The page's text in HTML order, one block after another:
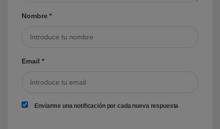
Nombre*
Email *
Enviarme una notificación por cada nueva respuesta